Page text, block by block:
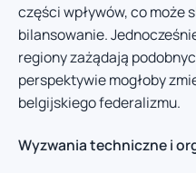
części wpływów, co może
bilansowanie.
regiony zażądają
perspektywie mogłoby
belgijskiego federalizmu.
Wyzwania techniczne i